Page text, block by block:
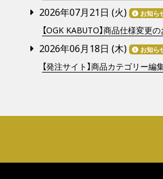
2026年07月21日 (火) お知ら
【OGK KABUTO】商品仕様変更
2026年06月18日 (木) お知ら
【発注サイト】商品カテゴリー編